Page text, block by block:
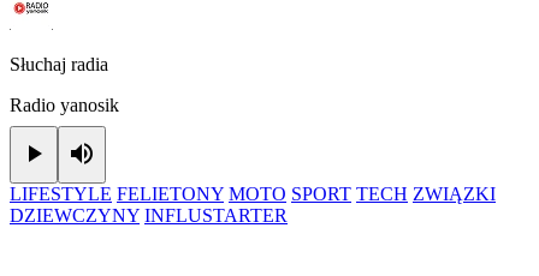
Słuchaj radia
Radio yanosik
Play
LIFESTYLE FELIETONY MOTO SPORT TECH ZWIĄZKI
DZIEWCZYNY INFLUSTARTER